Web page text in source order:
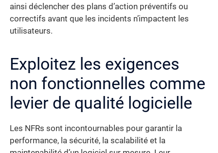
ainsi déclencher des plans d’action préventifs ou
correctifs avant que les incidents n’impactent les
utilisateurs.
Exploitez les exigences
non fonctionnelles comme
levier de qualité logicielle
Les NFRs sont incontournables pour garantir la
performance, la sécurité, la scalabilité et la